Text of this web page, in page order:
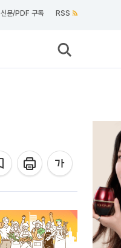
신문/PDF 구독 RSS